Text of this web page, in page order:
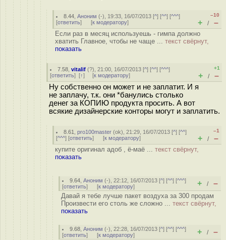
8.44 ,Аноним (-), 19:33, 16/07/2013 [^] [^^] [^^^]
[ответить] [к модератору]
–10
+ / –
Если раз в месяц используешь - гимпа должно
хватить Главное, чтобы не чаще ... текст свёрнут,
показать
7.58 ,vitalif (?), 21:00, 16/07/2013 [^] [^^] [^^^]
[ответить] [↑] [к модератору]
+1
+ / –
Ну собственно он может и не заплатит. И я
не заплачу, т.к. они *банулись столько
денег за КОПИЮ продукта просить. А вот
всякие дизайнерские конторы могут и заплатить.
8.61 ,pro100master (ok), 21:29, 16/07/2013 [^] [^^]
[^^^] [ответить] [к модератору]
–1
+ / –
купите оригинал адоб , ё-маё ... текст свёрнут,
показать
9.64 ,Аноним (-), 22:12, 16/07/2013 [^] [^^] [^^^]
[ответить] [к модератору] + / –
Давай я тебе лучше пакет воздуха за 300 продам
Произвести его столь же сложно ... текст свёрнут,
показать
9.68 ,Аноним (-), 22:28, 16/07/2013 [^] [^^] [^^^]
[ответить] [к модератору] + / –